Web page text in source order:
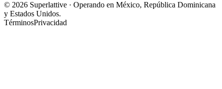
© 2026 Superlattive · Operando en México, República Dominicana
y Estados Unidos.
TérminosPrivacidad